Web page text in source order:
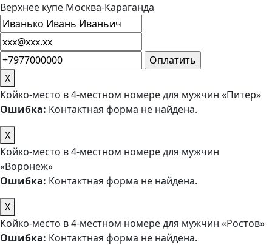
Верхнее купе Москва-Караганда
X
Койко-место в 4-местном номере для мужчин «Питер»
Ошибка: Контактная форма не найдена.
X
Койко-место в 4-местном номере для мужчин
«Воронеж»
Ошибка: Контактная форма не найдена.
X
Койко-место в 4-местном номере для мужчин «Ростов»
Ошибка: Контактная форма не найдена.